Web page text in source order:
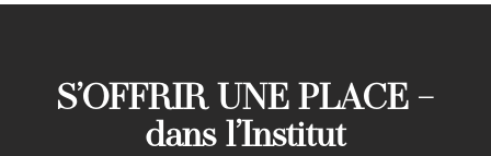
S’OFFRIR UNE PLACE –
dans l’Institut